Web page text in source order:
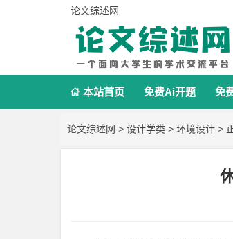
论文综述网
 本站首页 免费Ai开题 免
论文综述网 > 设计学类 > 环境设计 >